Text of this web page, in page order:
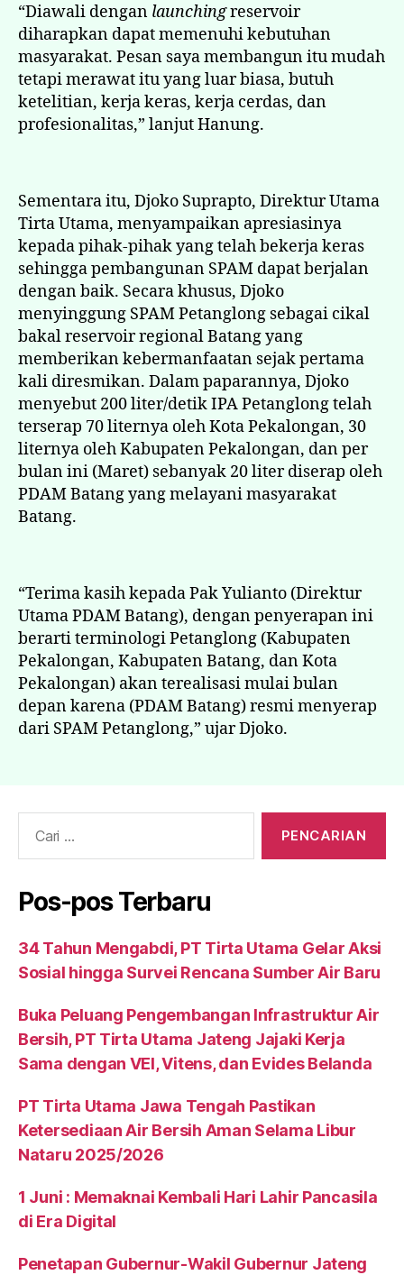
“Diawali dengan launchingreservoir
diharapkan dapat memenuhi kebutuhan
masyarakat. Pesan saya membangun itu mudah
tetapi merawat itu yang luar biasa, butuh
ketelitian, kerja keras, kerja cerdas, dan
profesionalitas,” lanjut Hanung.
Sementara itu, Djoko Suprapto, Direktur Utama
Tirta Utama, menyampaikan apresiasinya
kepada pihak-pihak yang telah bekerja keras
sehingga pembangunan SPAM dapat berjalan
dengan baik. Secara khusus, Djoko
menyinggung SPAM Petanglong sebagai cikal
bakal reservoir regional Batang yang
memberikan kebermanfaatan sejak pertama
kali diresmikan. Dalam paparannya, Djoko
menyebut 200 liter/detik IPA Petanglong telah
terserap 70 liternya oleh Kota Pekalongan, 30
liternya oleh Kabupaten Pekalongan, dan per
bulan ini (Maret) sebanyak 20 liter diserap oleh
PDAM Batang yang melayani masyarakat
Batang.
“Terima kasih kepada Pak Yulianto (Direktur
Utama PDAM Batang), dengan penyerapan ini
berarti terminologi Petanglong (Kabupaten
Pekalongan, Kabupaten Batang, dan Kota
Pekalongan) akan terealisasi mulai bulan
depan karena (PDAM Batang) resmi menyerap
dari SPAM Petanglong,” ujar Djoko.
Pos-pos Terbaru
34 Tahun Mengabdi, PT Tirta Utama Gelar Aksi
Sosial hingga Survei Rencana Sumber Air Baru
Buka Peluang Pengembangan Infrastruktur Air
Bersih, PT Tirta Utama Jateng Jajaki Kerja
Sama dengan VEI, Vitens, dan Evides Belanda
PT Tirta Utama Jawa Tengah Pastikan
Ketersediaan Air Bersih Aman Selama Libur
Nataru 2025/2026
1 Juni : Memaknai Kembali Hari Lahir Pancasila
di Era Digital
Penetapan Gubernur-Wakil Gubernur Jateng